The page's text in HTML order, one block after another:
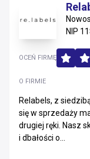
NIP
O FIRMIE
Relabels, z
się w sprzedaży
drugiej ręki. Nasz
i dbałości o...
OCEŃ FIRMĘ